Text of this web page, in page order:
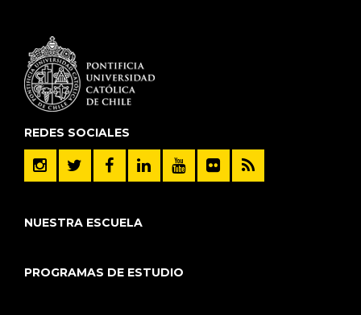
REDES SOCIALES
NUESTRA ESCUELA
PROGRAMAS DE ESTUDIO